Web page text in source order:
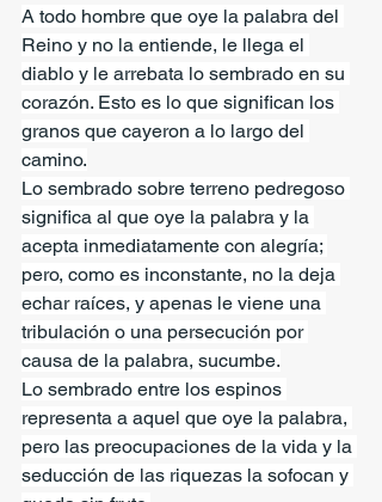
A todo hombre que oye la palabra del
Reino y no la entiende, le llega el
diablo y le arrebata lo sembrado en su
corazón. Esto es lo que significan los
granos que cayeron a lo largo del
camino.
Lo sembrado sobre terreno pedregoso
significa al que oye la palabra y la
acepta inmediatamente con alegría;
pero, como es inconstante, no la deja
echar raíces, y apenas le viene una
tribulación o una persecución por
causa de la palabra, sucumbe.
Lo sembrado entre los espinos
representa a aquel que oye la palabra,
pero las preocupaciones de la vida y la
seducción de las riquezas la sofocan y